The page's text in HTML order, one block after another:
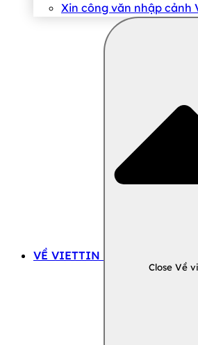
Xin công văn nhập cảnh
VỀ VIETTIN
Close Về